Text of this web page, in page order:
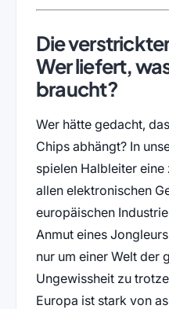
Die
Wer liefert,
braucht?
Wer hätte gedacht,
Chips abhängt? In
spielen Halbleiter
allen elektronischen
europäischen
Anmut eines
nur um einer Welt der
Ungewissheit zu
Europa ist stark von